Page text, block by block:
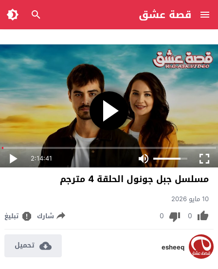
قصة عشق
2:14:41
مسلسل جبل جونول الحلقة 4 مترجم
10 مايو 2026
0
0 شارك تبليغ
esheeq تحميل